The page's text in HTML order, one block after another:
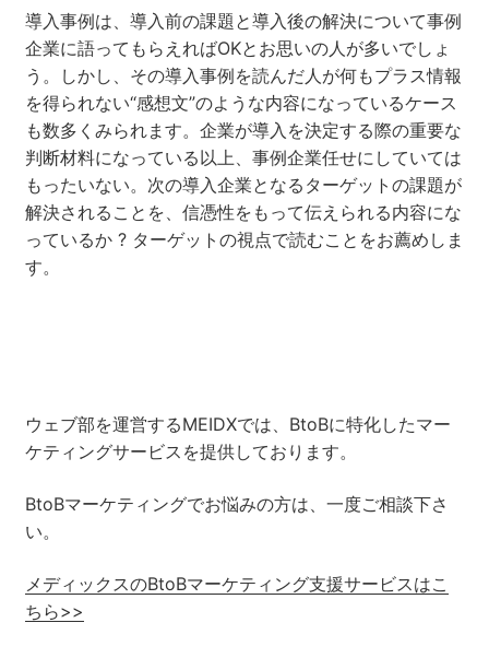
導入事例は、導入前の課題と導入後の解決について事例
企業に語ってもらえればOKとお思いの人が多いでしょ
う。しかし、その導入事例を読んだ人が何もプラス情報
を得られない“感想文”のような内容になっているケース
も数多くみられます。企業が導入を決定する際の重要な
判断材料になっている以上、事例企業任せにしていては
もったいない。次の導入企業となるターゲットの課題が
解決されることを、信憑性をもって伝えられる内容にな
っているか ? ターゲットの視点で読むことをお薦めしま
す。
ウェブ部を運営するMEIDXでは、BtoBに特化したマー
ケティングサービスを提供しております。
BtoBマーケティングでお悩みの方は、一度ご相談下さ
い。
メディックスのBtoBマーケティング支援サービスはこ
ちら>>